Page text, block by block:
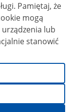
że
mogą
lub
stanowić